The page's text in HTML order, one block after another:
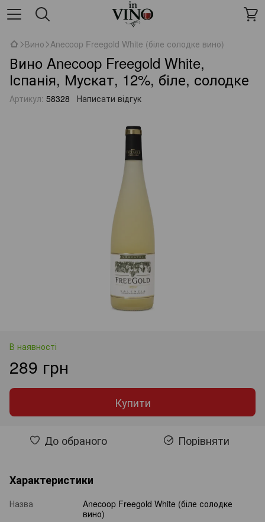
Вино Anecoop Freegold White (біле солодке вино)
Вино Anecoop Freegold White,
Іспанія, Мускат, 12%, біле, солодке
Артикул: 58328 Написати відгук
В наявності
289 грн
Купити
До обраного Порівняти
Характеристики
Назва
Anecoop Freegold White (біле солодке
вино)